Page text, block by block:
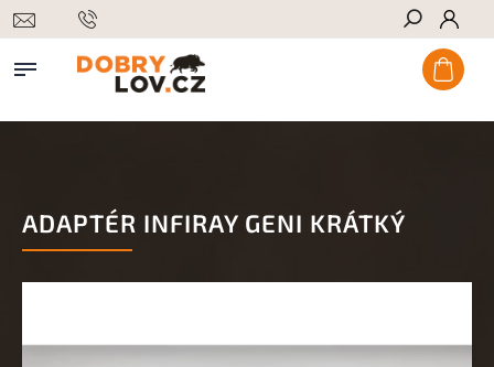
Hledat
ADAPTÉR INFIRAY GENI KRÁTKÝ